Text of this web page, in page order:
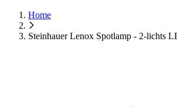
Home
Steinhauer Lenox Spotlamp - 2-lichts